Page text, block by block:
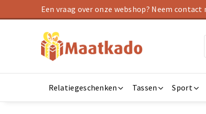
Een vraag over onze webshop? Neem
Relatiegeschenken Tassen Sport